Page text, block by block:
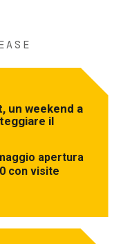
un weekend a
il
apertura
con visite